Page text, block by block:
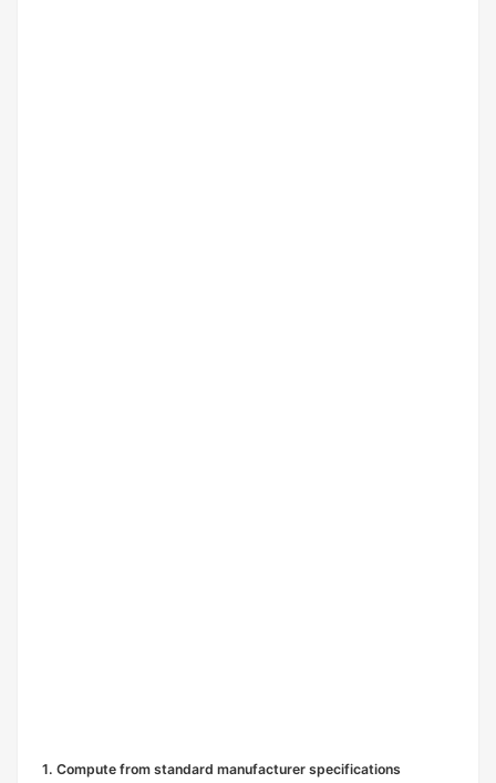
1. Compute from standard manufacturer specifications